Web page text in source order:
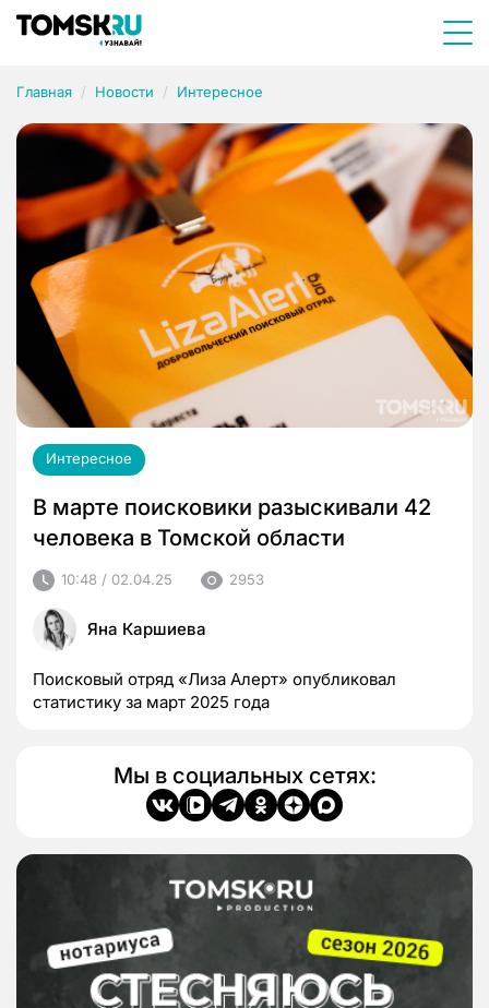
Главная Новости Интересное
Интересное
В марте поисковики разыскивали 42
человека в Томской области
10:48 / 02.04.25 2953
Яна Каршиева
Поисковый отряд «Лиза Алерт» опубликовал
статистику за март 2025 года
Мы в социальных сетях: